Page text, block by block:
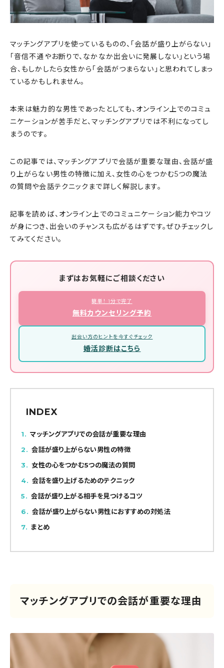
マッチングアプリを使っているものの、「会話が盛り上がらない」
「音信不通やお断りで、なかなか出会いに発展しない」という場
合、もしかしたら女性から「会話がつまらない」と思われてしまっ
ているかもしれません。
本来は魅力的な男性であったとしても、オンライン上でのコミュ
ニケーションが苦手だと、マッチングアプリでは不利になってし
まうのです。
この記事では、マッチングアプリで会話が重要な理由、会話が盛
り上がらない男性の特徴に加え、女性の心をつかむ5つの魔法
の質問や会話テクニックまで詳しく解説します。
記事を読めば、オンライン上でのコミュニケーション能力やコツ
が身につき、出会いのチャンスも広がるはずです。ぜひチェックし
てみてください。
まずはお気軽にご相談ください
簡単！ 1分で完了
無料カウンセリング予約
出会い方のヒントを今すぐチェック
婚活診断はこちら
INDEX
1
マッチングアプリでの会話が重要な理由
2
会話が盛り上がらない男性の特徴
3
女性の心をつかむ5つの魔法の質問
4
会話を盛り上げるためのテクニック
5
会話が盛り上がる相手を見つけるコツ
6
会話が盛り上がらない男性におすすめの対処法
7
まとめ
マッチングアプリでの会話が重要な理由